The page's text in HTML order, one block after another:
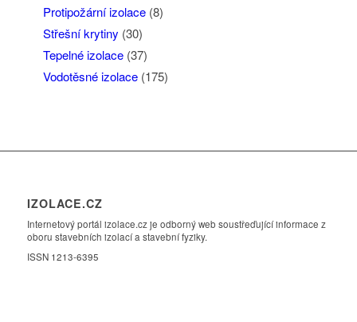
Protipožární izolace(8)
Střešní krytiny (30)
Tepelné izolace(37)
Vodotěsné izolace(175)
IZOLACE.CZ
Internetový portál izolace.cz je odborný web soustřeďující informace z
oboru stavebních izolací a stavební fyziky.
ISSN 1213-6395